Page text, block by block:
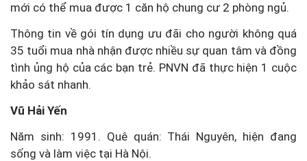
mới có thể mua được 1 căn hộ chung cư 2 phòng ngủ.
Thông tin về gói tín dụng ưu đãi cho người không quá
35 tuổi mua nhà nhận được nhiều sự quan tâm và đồng
tình ủng hộ của các bạn trẻ. PNVN đã thực hiện 1 cuộc
khảo sát nhanh.
Vũ Hải Yến
Năm sinh: 1991. Quê quán: Thái Nguyên, hiện đang
sống và làm việc tại Hà Nội.